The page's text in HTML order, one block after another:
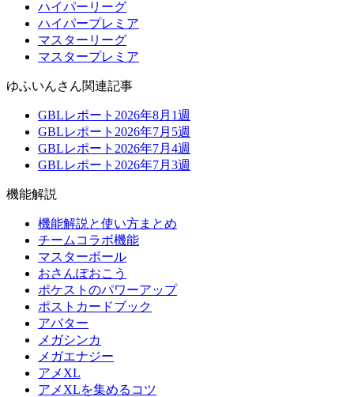
ハイパーリーグ
ハイパープレミア
マスターリーグ
マスタープレミア
ゆふいんさん関連記事
GBLレポート2026年8月1週
GBLレポート2026年7月5週
GBLレポート2026年7月4週
GBLレポート2026年7月3週
機能解説
機能解説と使い方まとめ
チームコラボ機能
マスターボール
おさんぽおこう
ポケストのパワーアップ
ポストカードブック
アバター
メガシンカ
メガエナジー
アメXL
アメXLを集めるコツ